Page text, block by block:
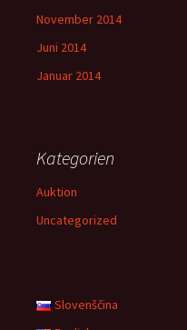
November 2014
Juni 2014
Januar 2014
Kategorien
Auktion
Uncategorized
Slovenščina